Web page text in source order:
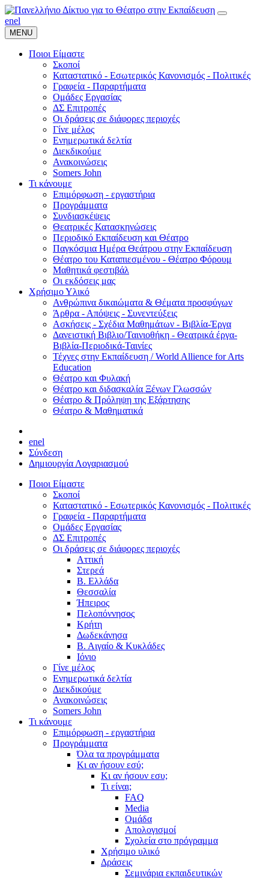
enel
MENU
Ποιοι Είμαστε
Σκοποί
Καταστατικό - Εσωτερικός Κανονισμός - Πολιτικές
Γραφεία - Παραρτήματα
Ομάδες Εργασίας
ΔΣ Επιτροπές
Οι δράσεις σε διάφορες περιοχές
Γίνε μέλος
Ενημερωτικά δελτία
Διεκδικούμε
Ανακοινώσεις
Somers John
Τι κάνουμε
Επιμόρφωση - εργαστήρια
Προγράμματα
Συνδιασκέψεις
Θεατρικές Κατασκηνώσεις
Περιοδικό Εκπαίδευση και Θέατρο
Παγκόσμια Ημέρα Θεάτρου στην Εκπαίδευση
Θέατρο του Καταπιεσμένου - Θέατρο Φόρουμ
Μαθητικά φεστιβάλ
Οι εκδόσεις μας
Χρήσιμο Υλικό
Ανθρώπινα δικαιώματα & Θέματα προσφύγων
Άρθρα - Απόψεις - Συνεντεύξεις
Ασκήσεις - Σχέδια Μαθημάτων - Βιβλία-Έργα
Δανειστική Βιβλιο/Ταινιοθήκη - Θεατρικά έργα-
Βιβλία-Περιοδικά-Ταινίες
Τέχνες στην Εκπαίδευση / World Allience for Arts
Education
Θέατρο και Φυλακή
Θέατρο και διδασκαλία Ξένων Γλωσσών
Θέατρο & Πρόληψη της Εξάρτησης
Θέατρο & Μαθηματικά
enel
Σύνδεση
Δημιουργία Λογαριασμού
Ποιοι Είμαστε
Σκοποί
Καταστατικό - Εσωτερικός Κανονισμός - Πολιτικές
Γραφεία - Παραρτήματα
Ομάδες Εργασίας
ΔΣ Επιτροπές
Οι δράσεις σε διάφορες περιοχές
Αττική
Στερεά
Β. Ελλάδα
Θεσσαλία
Ήπειρος
Πελοπόννησος
Κρήτη
Δωδεκάνησα
Β. Αιγαίο & Κυκλάδες
Ιόνιο
Γίνε μέλος
Ενημερωτικά δελτία
Διεκδικούμε
Ανακοινώσεις
Somers John
Τι κάνουμε
Επιμόρφωση - εργαστήρια
Προγράμματα
Όλα τα προγράμματα
Κι αν ήσουν εσύ;
Κι αν ήσουν εσυ;
Τι είναι;
FAQ
Media
Ομάδα
Απολογισμοί
Σχολεία στο πρόγραμμα
Χρήσιμο υλικό
Δράσεις
Σεμινάρια εκπαιδευτικών